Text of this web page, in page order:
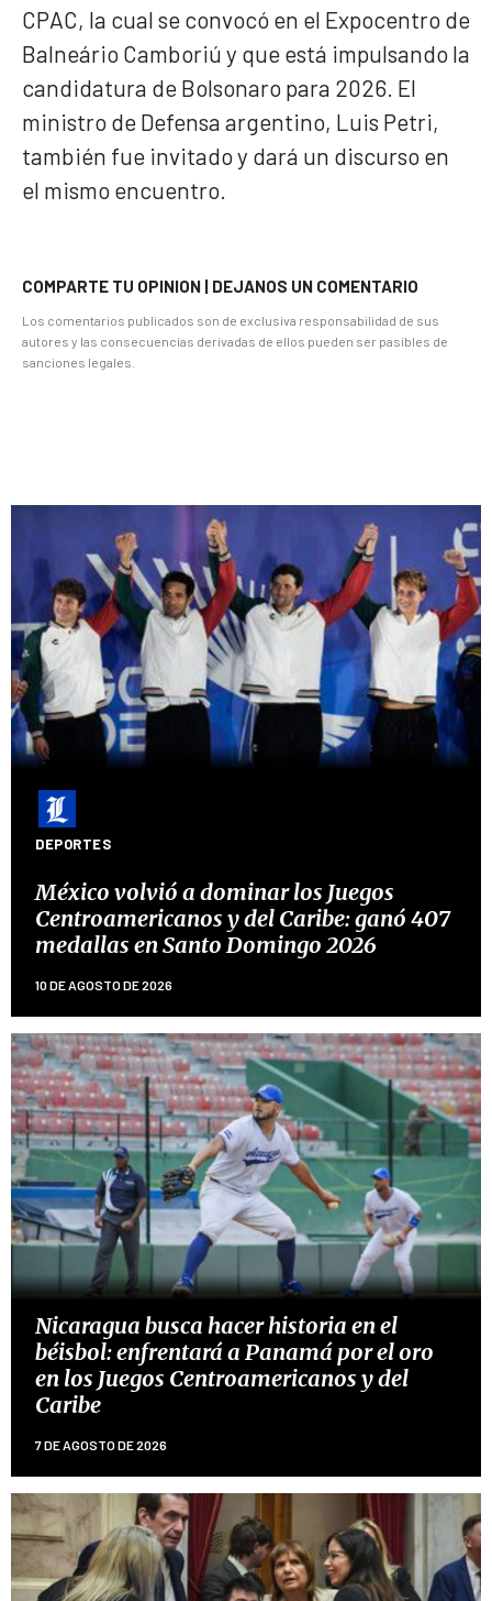
CPAC, la cual se convocó en el Expocentro de
Balneário Camboriú y que está impulsando la
candidatura de Bolsonaro para 2026. El
ministro de Defensa argentino, Luis Petri,
también fue invitado y dará un discurso en
el mismo encuentro.
COMPARTE TU OPINION | DEJANOS UN COMENTARIO
Los comentarios publicados son de exclusiva responsabilidad de sus
autores y las consecuencias derivadas de ellos pueden ser pasibles de
sanciones legales.
DEPORTES
México volvió a dominar los Juegos
Centroamericanos y del Caribe: ganó 407
medallas en Santo Domingo 2026
10 DE AGOSTO DE 2026
Nicaragua busca hacer historia en el
béisbol: enfrentará a Panamá por el oro
en los Juegos Centroamericanos y del
Caribe
7 DE AGOSTO DE 2026